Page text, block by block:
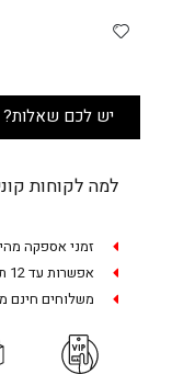
יש לכם שאלות?
למה לקוחות
זמני אספקה
אפשרות עד 12 תשלומים ללא ריבית
משלוחים חינם מעל